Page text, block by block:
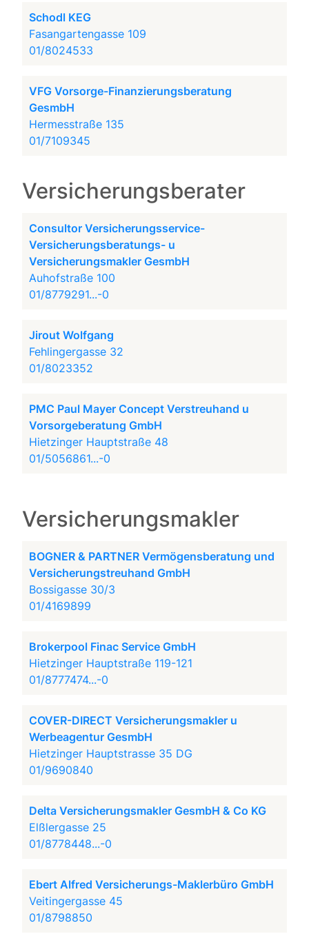
Schodl KEG
Fasangartengasse 109
01/8024533
VFG Vorsorge-Finanzierungsberatung
GesmbH
Hermesstraße 135
01/7109345
Versicherungsberater
Consultor Versicherungsservice-
Versicherungsberatungs- u
Versicherungsmakler GesmbH
Auhofstraße 100
01/8779291...-0
Jirout Wolfgang
Fehlingergasse 32
01/8023352
PMC Paul Mayer Concept Verstreuhand u
Vorsorgeberatung GmbH
Hietzinger Hauptstraße 48
01/5056861...-0
Versicherungsmakler
BOGNER & PARTNER Vermögensberatung und
Versicherungstreuhand GmbH
Bossigasse 30/3
01/4169899
Brokerpool Finac Service GmbH
Hietzinger Hauptstraße 119-121
01/8777474...-0
COVER-DIRECT Versicherungsmakler u
Werbeagentur GesmbH
Hietzinger Hauptstrasse 35 DG
01/9690840
Delta Versicherungsmakler GesmbH & Co KG
Elßlergasse 25
01/8778448...-0
Ebert Alfred Versicherungs-Maklerbüro GmbH
Veitingergasse 45
01/8798850